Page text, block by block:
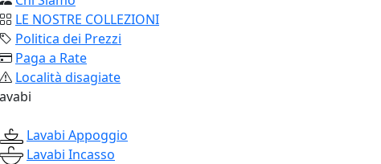
LE NOSTRE COLLEZIONI
Politica dei Prezzi
Paga a Rate
Località disagiate
Lavabi Appoggio
Lavabi Incasso